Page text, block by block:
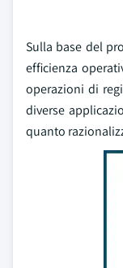
Sulla base del
efficienza
operazioni di
diverse
quanto